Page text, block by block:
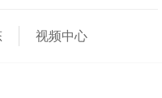
视频中心